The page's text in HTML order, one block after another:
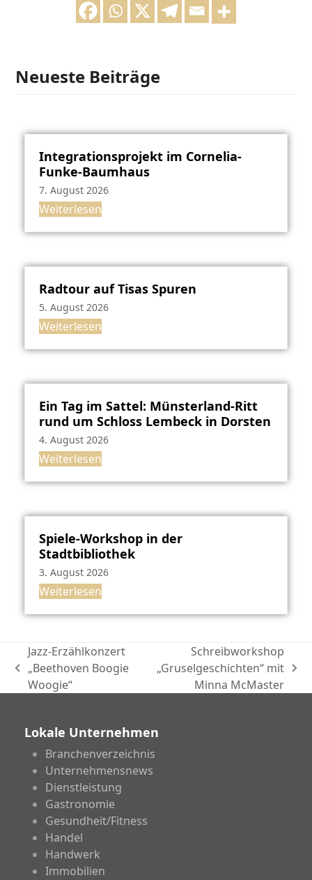
Neueste Beiträge
Integrationsprojekt im Cornelia-
Funke-Baumhaus
7. August 2026
Weiterlesen
Radtour auf Tisas Spuren
5. August 2026
Weiterlesen
Ein Tag im Sattel: Münsterland-Ritt
rund um Schloss Lembeck in Dorsten
4. August 2026
Weiterlesen
Spiele-Workshop in der
Stadtbibliothek
3. August 2026
Weiterlesen
vorheriger
Beitrag:
Jazz-Erzählkonzert
„Beethoven Boogie
Woogie“
Nächster
Beitrag:
Schreibworkshop
„Gruselgeschichten“ mit
Minna McMaster
Lokale Unternehmen
Branchenverzeichnis
Unternehmensnews
Dienstleistung
Gastronomie
Gesundheit/Fitness
Handel
Handwerk
Immobilien